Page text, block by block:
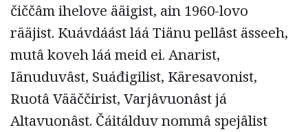
čiččâm ihelove ääigist, ain 1960-lovo
rääjist. Kuávdáást láá Tiänu pellâst ässeeh,
mutâ koveh láá meid ei. Anarist,
Iänuduvâst, Suáđigilist, Käresavonist,
Ruotâ Vääččirist, Varjâvuonâst já
Altavuonâst. Čáitálduv nommâ spejâlist